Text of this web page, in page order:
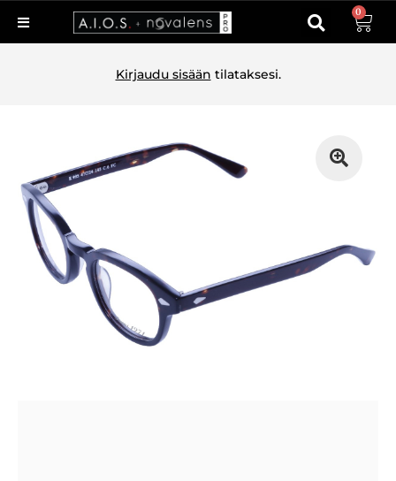
0
Kirjaudu sisään tilataksesi.